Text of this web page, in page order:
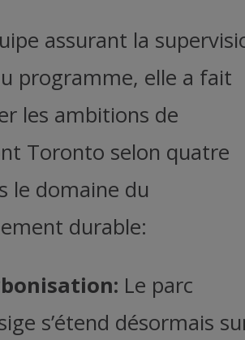
assurant la
programme, elle a fait
les ambitions de
Toronto selon quatre
le domaine du
durable:
Le parc
s’étend désormais